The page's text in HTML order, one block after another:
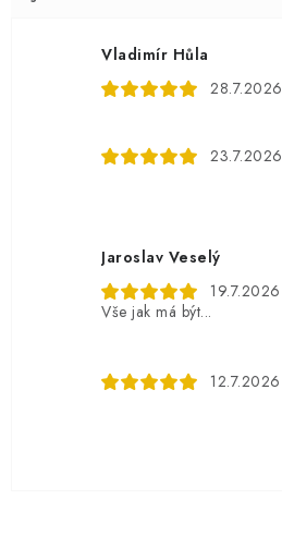
Vladimír Hůla
28.7.2026
23.7.2026
Jaroslav Veselý
19.7.2026
Vše jak má být...
12.7.2026